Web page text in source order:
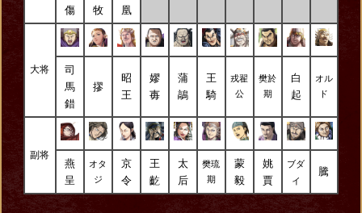
傷
牧
凰
大将
司
馬
錯
摎
昭
王
嫪
毐
蒲
鶮
王
騎
戎翟
公
樊於
期
白
起
オル
ド
副将
燕
呈
オタ
ジ
京
令
王
齕
太
后
樊琉
期
蒙
毅
姚
賈
ブダ
イ
騰